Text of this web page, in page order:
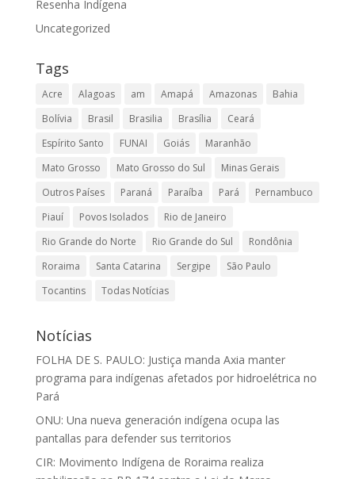
Resenha Indígena
Uncategorized
Tags
Acre Alagoas am Amapá Amazonas
Bahia
Bolívia
Brasil Brasilia Brasília
Ceará
Espírito Santo
FUNAI Goiás
Maranhão
Mato Grosso
Mato Grosso do Sul
Minas Gerais
Outros Países
Paraná Paraíba Pará
Pernambuco
Piauí
Povos Isolados
Rio de Janeiro
Rio Grande do Norte
Rio Grande do Sul
Rondônia
Roraima
Santa Catarina Sergipe
São Paulo
Tocantins
Todas Notícias
Notícias
FOLHA DE S. PAULO: Justiça manda Axia manter
programa para indígenas afetados por hidroelétrica no
Pará
ONU: Una nueva generación indígena ocupa las
pantallas para defender sus territorios
CIR: Movimento Indígena de Roraima realiza